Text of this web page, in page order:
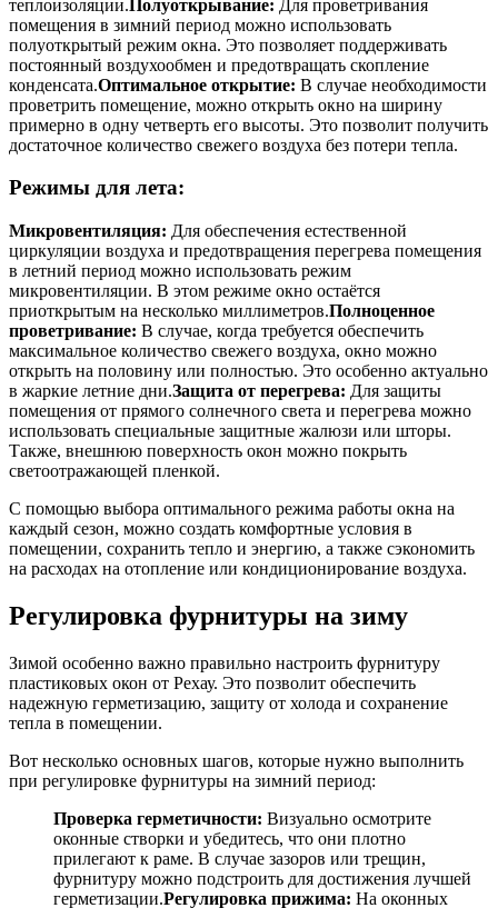
теплоизоляции. Полуоткрывание: Для проветривания
помещения в зимний период можно использовать
полуоткрытый режим окна. Это позволяет поддерживать
постоянный воздухообмен и предотвращать скопление
конденсата.Оптимальное открытие: В случае необходимости
проветрить помещение, можно открыть окно на ширину
примерно в одну четверть его высоты. Это позволит получить
достаточное количество свежего воздуха без потери тепла.
Режимы для лета:
Микровентиляция: Для обеспечения естественной
циркуляции воздуха и предотвращения перегрева помещения
в летний период можно использовать режим
микровентиляции. В этом режиме окно остаётся
приоткрытым на несколько миллиметров.Полноценное
проветривание: В случае, когда требуется обеспечить
максимальное количество свежего воздуха, окно можно
открыть на половину или полностью. Это особенно актуально
в жаркие летние дни.Защита от перегрева: Для защиты
помещения от прямого солнечного света и перегрева можно
использовать специальные защитные жалюзи или шторы.
Также, внешнюю поверхность окон можно покрыть
светоотражающей пленкой.
С помощью выбора оптимального режима работы окна на
каждый сезон, можно создать комфортные условия в
помещении, сохранить тепло и энергию, а также сэкономить
на расходах на отопление или кондиционирование воздуха.
Регулировка фурнитуры на зиму
Зимой особенно важно правильно настроить фурнитуру
пластиковых окон от Рехау. Это позволит обеспечить
надежную герметизацию, защиту от холода и сохранение
тепла в помещении.
Вот несколько основных шагов, которые нужно выполнить
при регулировке фурнитуры на зимний период:
Проверка герметичности: Визуально осмотрите
оконные створки и убедитесь, что они плотно
прилегают к раме. В случае зазоров или трещин,
фурнитуру можно подстроить для достижения лучшей
герметизации.Регулировка прижима: На оконных